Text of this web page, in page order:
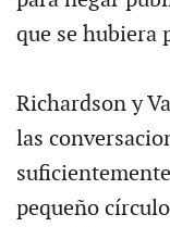
que se hubiera
Richardson y
las
pequeño